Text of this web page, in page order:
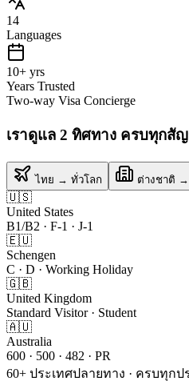
14
Languages
10+ yrs
Years Trusted
Two-way Visa Concierge
เราดูแล 2 ทิศทาง ครบทุกสั
ไทย → ทั่วโลก ต่างชาติ
🇺🇸
United States
B1/B2 · F-1 · J-1
🇪🇺
Schengen
C · D · Working Holiday
🇬🇧
United Kingdom
Standard Visitor · Student
🇦🇺
Australia
600 · 500 · 482 · PR
60+ ประเทศปลายทาง · ครบทุกป